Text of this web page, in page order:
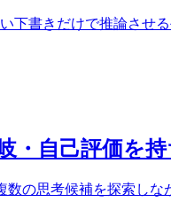
下書きだけで推論させ
・自己評価を
数の思考候補を探索し